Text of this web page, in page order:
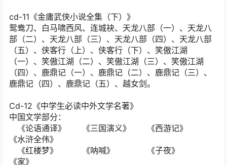
cd-11《金庸武侠小说全集（下）》
鸳鸯刀、白马啸西风、连城袂、天龙八部（一）、天龙八
部（二）、天龙八部（三）、天龙八部（四）、天龙八部
（五）、侠客行（上）、侠客行（下）、笑傲江湖
（一）、笑傲江湖（二）、笑傲江湖（三）、笑傲江湖
（四）、鹿鼎记（一）、鹿鼎记（二）、鹿鼎记（三）、
鹿鼎记（四）、鹿鼎记（五）、越女剑。
Cd-12《中学生必读中外文学名著》
中国文学部分：
《论语通译》 《三国演义》 《西游记》
《水浒全伟》
《红楼梦》 《呐喊》 《子夜》
《家》